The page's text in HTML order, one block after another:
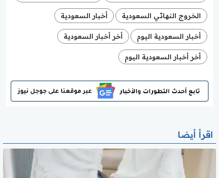
الخروج النهائي السعودية أخبار السعودية
أخبار السعودية اليوم أخر أخبار السعودية
أخر أخبار السعودية اليوم
اقرأ أيضا